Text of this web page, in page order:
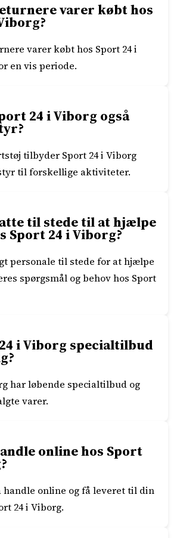
varer købt hos
varer købt hos Sport 24 i
en vis periode.
24 i Viborg også
tilbyder Sport 24 i Viborg
til forskellige aktiviteter.
til stede til at hjælpe
Sport 24 i Viborg?
personale til stede for at hjælpe
spørgsmål og behov hos Sport
i Viborg specialtilbud
har løbende specialtilbud og
varer.
online hos Sport
handle online og få leveret til din
24 i Viborg.